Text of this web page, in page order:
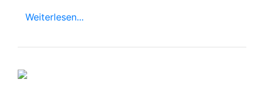
Weiterlesen...